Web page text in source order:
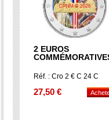
2 EUROS
Réf. : Cro 2 € C 24 C
27,50 €